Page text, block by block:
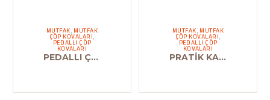
MUTFAK, MUTFAK
ÇÖP KOVALARI,
PEDALLI ÇÖP
KOVALARI
PEDALLI ÇÖP KOVASI-36610
MUTFAK, MUTFAK
ÇÖP KOVALARI,
PEDALLI ÇÖP
KOVALARI
PRATİK KAPAK ÇÖP KOVASI-36682